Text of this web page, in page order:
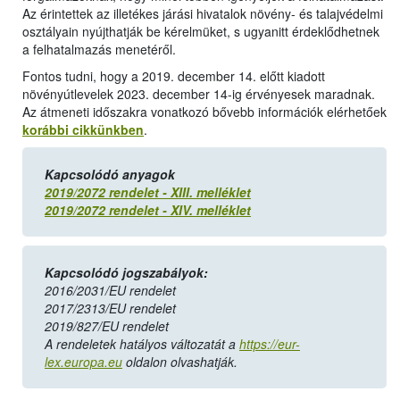
Az érintettek az illetékes járási hivatalok növény- és talajvédelmi
osztályain nyújthatják be kérelmüket, s ugyanitt érdeklődhetnek
a felhatalmazás menetéről.
Fontos tudni, hogy a 2019. december 14. előtt kiadott
növényútlevelek 2023. december 14-ig érvényesek maradnak.
Az átmeneti időszakra vonatkozó bővebb információk elérhetőek
korábbi cikkünkben.
Kapcsolódó anyagok
2019/2072 rendelet - XIII. melléklet
2019/2072 rendelet - XIV. melléklet
Kapcsolódó jogszabályok:
2016/2031/EU rendelet
2017/2313/EU rendelet
2019/827/EU rendelet
A rendeletek hatályos változatát a https://eur-
lex.europa.eu oldalon olvashatják.